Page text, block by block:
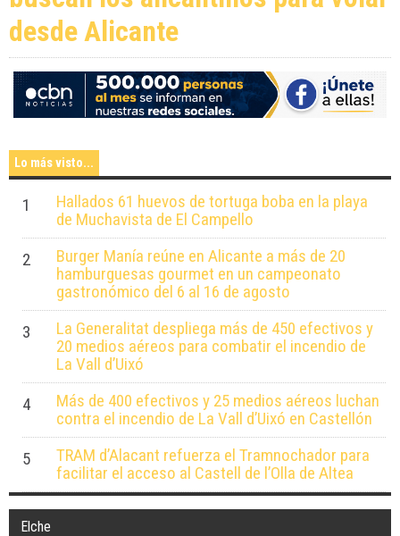
desde Alicante
Lo más visto...
1
Hallados 61 huevos de tortuga boba en la playa
de Muchavista de El Campello
2
Burger Manía reúne en Alicante a más de 20
hamburguesas gourmet en un campeonato
gastronómico del 6 al 16 de agosto
3
La Generalitat despliega más de 450 efectivos y
20 medios aéreos para combatir el incendio de
La Vall d’Uixó
4
Más de 400 efectivos y 25 medios aéreos luchan
contra el incendio de La Vall d’Uixó en Castellón
5
TRAM d’Alacant refuerza el Tramnochador para
facilitar el acceso al Castell de l’Olla de Altea
Elche